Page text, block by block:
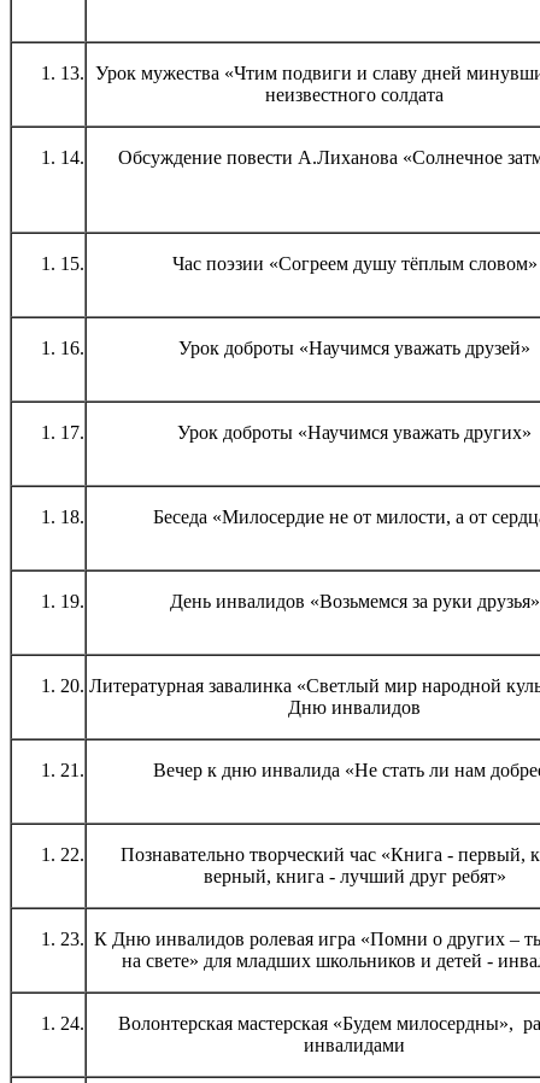
13. Урок мужества «Чтим подвиги и славу дней
неизвестного солдата
14. Обсуждение повести А.Лиханова «Солнечное
15. Час поэзии «Согреем душу тёплым словом»
16. Урок доброты «Научимся уважать друзей»
17. Урок доброты «Научимся уважать других»
18. Беседа «Милосердие не от милости, а от
19. День инвалидов «Возьмемся за руки друзья»
20. Литературная завалинка «Светлый мир народной
Дню инвалидов
21. Вечер к дню инвалида «Не стать ли нам
22.
Познавательно творческий час «Книга - первый,
верный, книга - лучший друг ребят»
23. К Дню инвалидов ролевая игра «Помни о других –
на свете» для младших школьников и детей -
24.
Волонтерская мастерская «Будем милосердны»,
инвалидами